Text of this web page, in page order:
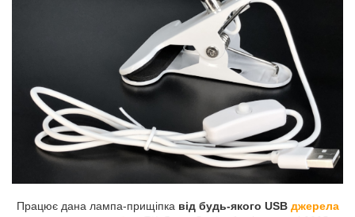
Працює дана лампа-прищіпка від будь-якого USB джерела